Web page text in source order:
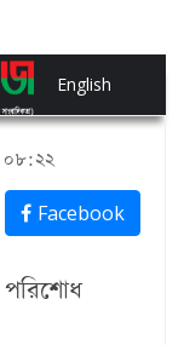
English
০৮:২২
Facebook
পরিশোধ